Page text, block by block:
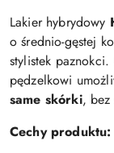
Lakier hybrydowy
o średnio-gęstej
stylistek
pędzelkowi
same skórki, bez
Cechy produktu: